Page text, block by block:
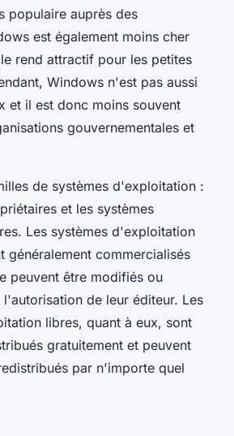
populaire auprès des
est également moins cher
rend attractif pour les petites
Windows n'est pas aussi
et il est donc moins souvent
gouvernementales et
de systèmes d'exploitation :
et les systèmes
Les systèmes d'exploitation
généralement commercialisés
peuvent être modifiés ou
l'autorisation de leur éditeur. Les
libres, quant à eux, sont
gratuitement et peuvent
par n'importe quel